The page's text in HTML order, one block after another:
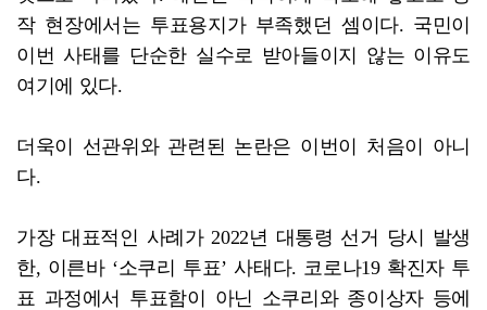
작 현장에서는 투표용지가 부족했던 셈이다. 국민이
이번 사태를 단순한 실수로 받아들이지 않는 이유도
여기에 있다.
더욱이 선관위와 관련된 논란은 이번이 처음이 아니
다.
가장 대표적인 사례가 2022년 대통령 선거 당시 발생
한, 이른바 ‘소쿠리 투표’ 사태다. 코로나19 확진자 투
표 과정에서 투표함이 아닌 소쿠리와 종이상자 등에